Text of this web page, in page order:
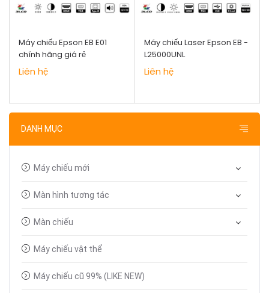
DANH MỤC
Máy chiếu mới
Màn hình tương tác
Màn chiếu
Máy chiếu vật thể
Máy chiếu cũ 99% (LIKE NEW)
Máy chiếu Epson EB E01
chính hãng giá rẻ
Liên hệ
Máy chiếu Laser Epson EB -
L25000UNL
Liên hệ